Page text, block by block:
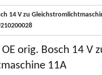
orig. Bosch 14 V
11A